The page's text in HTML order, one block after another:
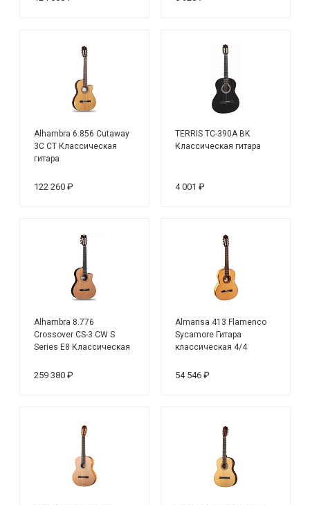
Alhambra 6.856 Cutaway
3C CT Классическая
гитара
122 260 ₽
TERRIS TC-390A BK
Классическая гитара
4 001 ₽
Alhambra 8.776
Crossover CS-3 CW S
Series E8 Классическая
звукоснимателем
259 380 ₽
Almansa 413 Flamenco
Sycamore Гитара
классическая 4/4
54 546 ₽